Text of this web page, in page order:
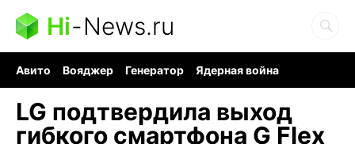
Hi-News.ru
Авито Вояджер Генератор
Ядерная война
LG подтвердила выход
гибкого смартфона G Flex